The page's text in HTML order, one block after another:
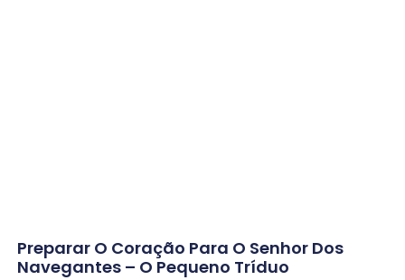
Preparar O Coração Para O Senhor Dos
Navegantes – O Pequeno Tríduo